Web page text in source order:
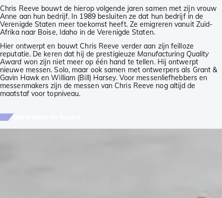
Chris Reeve bouwt de hierop volgende jaren samen met zijn vrouw
Anne aan hun bedrijf. In 1989 besluiten ze dat hun bedrijf in de
Verenigde Staten meer toekomst heeft. Ze emigreren vanuit Zuid-
Afrika naar Boise, Idaho in de Verenigde Staten.
Hier ontwerpt en bouwt Chris Reeve verder aan zijn feilloze
reputatie. De keren dat hij de prestigieuze Manufacturing Quality
Award won zijn niet meer op één hand te tellen. Hij ontwerpt
nieuwe messen. Solo, maar ook samen met ontwerpers als Grant &
Gavin Hawk en William (Bill) Harsey. Voor messenliefhebbers en
messenmakers zijn de messen van Chris Reeve nog altijd de
maatstaf voor topniveau.